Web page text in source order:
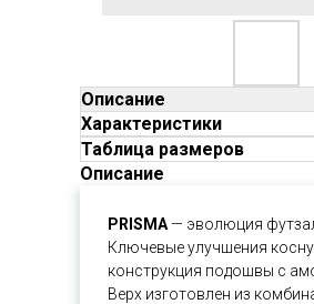
Описание
Характеристики
Таблица размеров
Описание
PRISMA— эволюция
Ключевые улучшения
конструкция подошвы с
Верх изготовлен из